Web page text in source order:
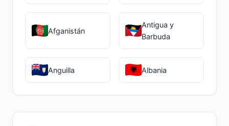
Afganistán
Antigua y
Barbuda
Anguilla Albania